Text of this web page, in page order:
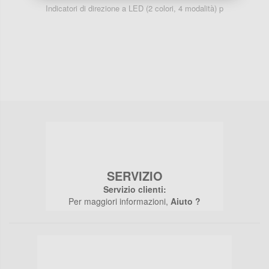
Indicatori di direzione a LED (2 colori, 4 modalità) p
SERVIZIO
Servizio clienti:
Per maggiori informazioni, Aiuto ?